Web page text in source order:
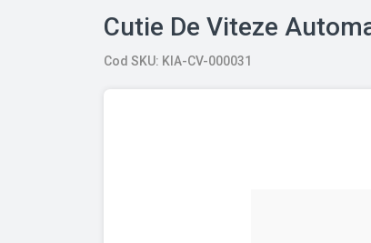
Cutie De Viteze
Cod SKU: KIA-CV-000031